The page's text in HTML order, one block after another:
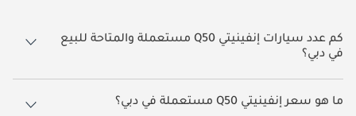
كم عدد سيارات إنفينيتي Q50 مستعملة والمتاحة للبيع
في دبي؟
11 سيارة إنفينيتي Q50 مستعملة متوفرة للبيع في دبي.
ما هو سعر إنفينيتي Q50 مستعملة في دبي؟